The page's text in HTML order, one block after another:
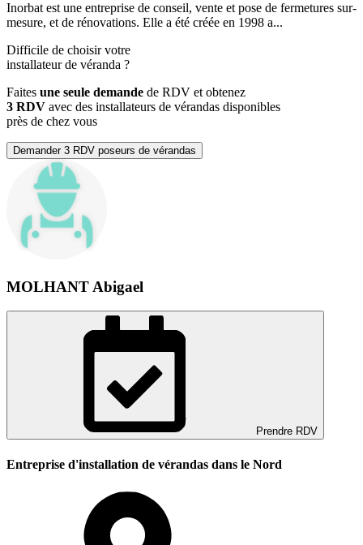
Inorbat est une entreprise de conseil, vente et pose de fermetures sur-
mesure, et de rénovations. Elle a été créée en 1998 a...
Difficile de choisir votre
installateur de véranda ?
Faites une seule demande de RDV et obtenez
3 RDV avec des installateurs de vérandas disponibles
près de chez vous
Demander 3 RDV poseurs de vérandas
MOLHANT Abigael
Prendre RDV
Entreprise d'installation de vérandas dans le Nord